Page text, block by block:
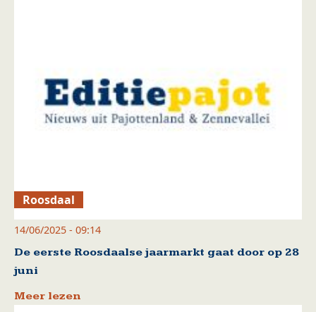
Roosdaal
14/06/2025 - 09:14
De eerste Roosdaalse jaarmarkt gaat door op 28
juni
Meer lezen